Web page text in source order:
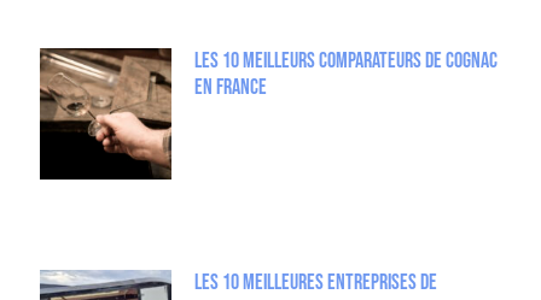
Les 10 meilleurs comparateurs de Cognac
en France
Les 10 Meilleures entreprises de